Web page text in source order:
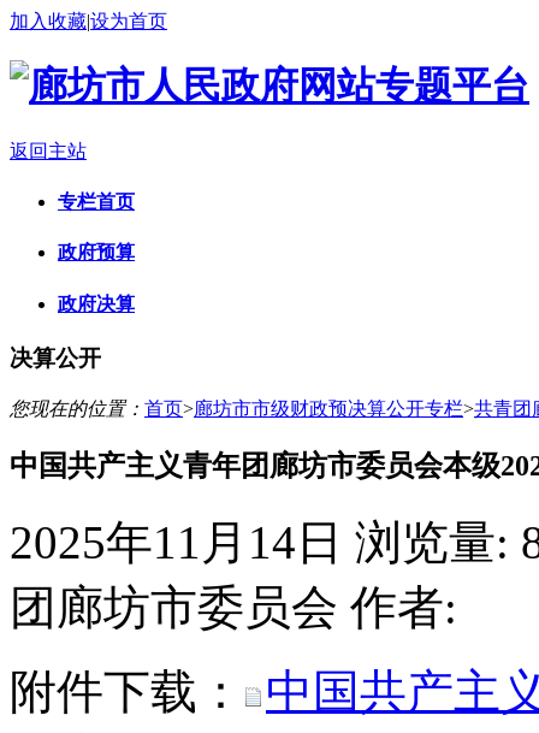
加入收藏|设为首页
返回主站
专栏首页
政府预算
政府决算
决算公开
您现在的位置： 首页>廊坊市市级财政预决算公开专栏>共青团
中国共产主义青年团廊坊市委员会本级
2025年11月14日 浏览量:
团廊坊市委员会 作者:
附件下载：
中国共产主